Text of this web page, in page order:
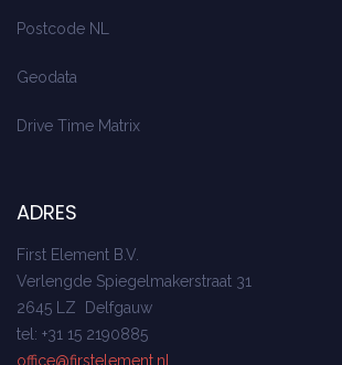
Postcode NL
Geodata
Drive Time Matrix
ADRES
First Element B.V.
Verlengde Spiegelmakerstraat 31
2645 LZ Delfgauw
tel: +31 15 2190885
office@firstelement.nl